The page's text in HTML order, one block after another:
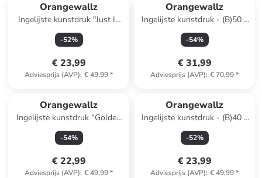
Orangewallz
Ingelijste kunstdruk "Just In
Case" - (B)40 x (H)50 cm
-52%
€ 23,99
Adviesprijs (AVP): € 49,99*
Orangewallz
Ingelijste kunstdruk - (B)50 x
(H)70 cm
-54%
€ 31,99
Adviesprijs (AVP): € 70,99*
Orangewallz
Ingelijste kunstdruk ''Golden
Hand''
-54%
€ 22,99
Adviesprijs (AVP): € 49,99*
Orangewallz
Ingelijste kunstdruk - (B)40 x
(H)50 cm
-52%
€ 23,99
Adviesprijs (AVP): € 49,99*